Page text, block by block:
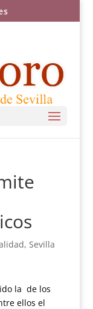
, Sevilla
la de los
ellos el